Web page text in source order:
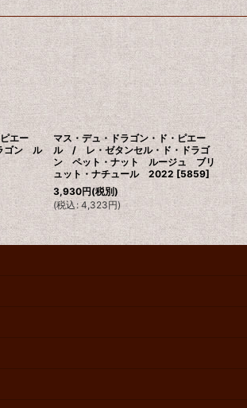
エー
ゴン ル
マス・デュ・ドラゴン・ド・ピエー
ル / レ・ゼタンセル・ド・ドラゴ
ン ペット・ナット ルージュ ブリ
ュット・ナチュール 2022 [5859]
3,930円(税別)
(税込: 4,323円)